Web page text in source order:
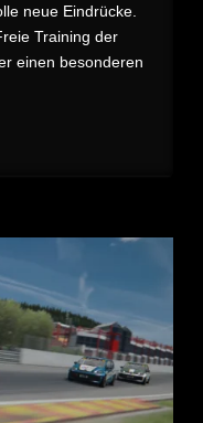
neue Eindrücke.
Training der
einen besonderen